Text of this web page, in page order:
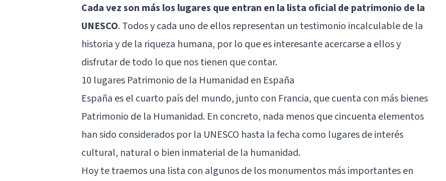
Cada vez son más los lugares que entran en la lista oficial de patrimonio de la
UNESCO. Todos y cada uno de ellos representan un testimonio incalculable de la
historia y de la riqueza humana, por lo que es interesante acercarse a ellos y
disfrutar de todo lo que nos tienen que contar.
10 lugares Patrimonio de la Humanidad en España
España es el cuarto país del mundo, junto con Francia, que cuenta con más bienes
Patrimonio de la Humanidad. En concreto, nada menos que cincuenta elementos
han sido considerados por la UNESCO hasta la fecha como lugares de interés
cultural, natural o bien inmaterial de la humanidad.
Hoy te traemos una lista con algunos de los monumentos más importantes en